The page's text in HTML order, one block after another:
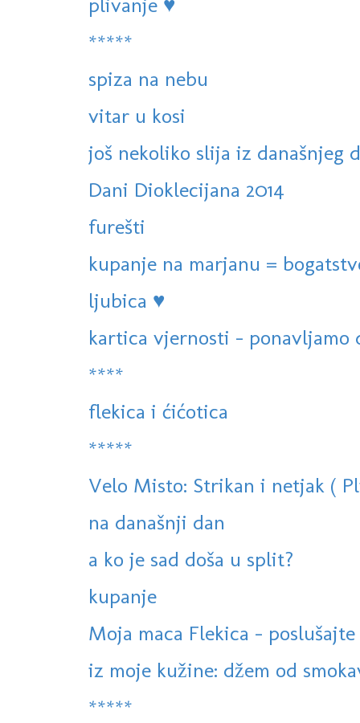
*****
spiza na nebu
vitar u kosi
još nekoliko slija iz današnjeg
Dani Dioklecijana 2014
furešti
kupanje na marjanu =
ljubica ♥
kartica vjernosti - ponavljamo
****
flekica i ćićotica
*****
Velo Misto: Strikan i netjak (
na današnji dan
a ko je sad doša u split?
kupanje
Moja maca Flekica -
iz moje kužine: džem od
*****